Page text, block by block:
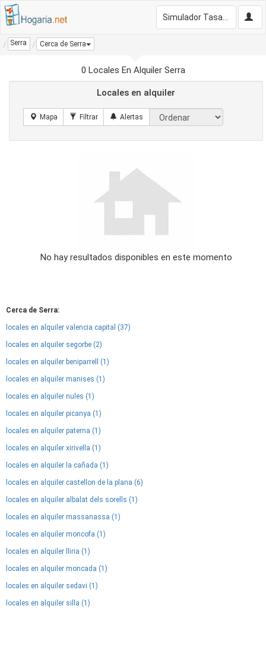
Serra Cerca de Serra
0 Locales En Alquiler Serra
Locales en alquiler
No hay resultados disponibles en este momento
Cerca de Serra:
locales en alquiler valencia capital (37)
locales en alquiler segorbe (2)
locales en alquiler beniparrell (1)
locales en alquiler manises (1)
locales en alquiler nules (1)
locales en alquiler picanya (1)
locales en alquiler paterna (1)
locales en alquiler xirivella (1)
locales en alquiler la cañada (1)
locales en alquiler castellon de la plana (6)
locales en alquiler albalat dels sorells (1)
locales en alquiler massanassa (1)
locales en alquiler moncofa (1)
locales en alquiler lliria (1)
locales en alquiler moncada (1)
locales en alquiler sedavi (1)
locales en alquiler silla (1)